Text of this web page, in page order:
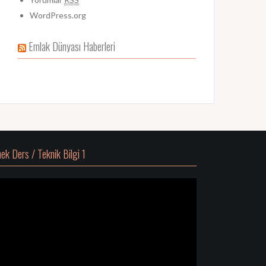
WordPress.org
Emlak Dünyası Haberleri
Ders / Teknik Bilgi 1